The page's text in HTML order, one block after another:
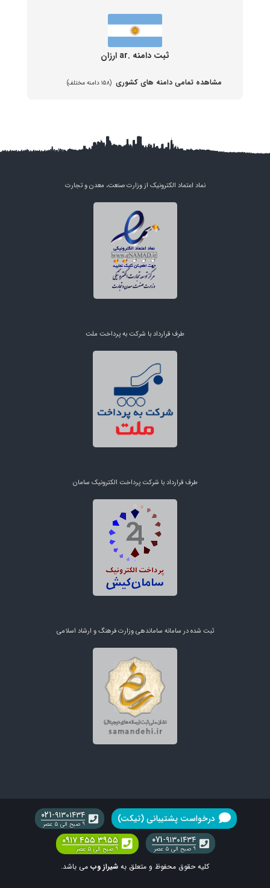
ثبت دامنه .ar ارزان
مشاهده تمامی دامنه های کشوری (۱۵۸ دامنه مختلف)
نماد اعتماد الکترونیک از وزارت صنعت، معدن و تجارت
طرف قرارداد با شرکت به پرداخت ملت
طرف قرارداد با شرکت پرداخت الکترونیک سامان
ثبت شده در سامانه ساماندهی وزارت فرهنگ و ارشاد اسلامی
درخواست پشتیبانی (تیکت) ۰۲۱-۹۱۳۰۱۴۳۴
۹ صبح الی ۵ عصر
۰۷۱-۹۱۳۰۱۴۳۴
۹ صبح الی ۵ عصر
۰۹۱۷ ۴۵۵ ۳۹۵۵
۹ صبح الی ۵ عصر
کلیه حقوق محفوظ و متعلق به شیراز وب می باشد.